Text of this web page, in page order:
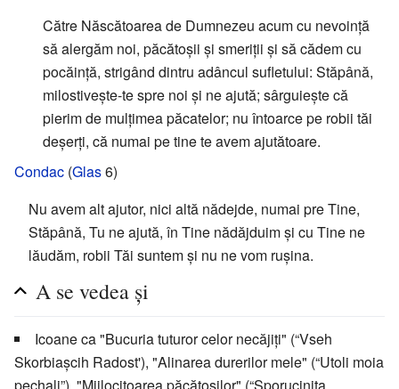
Către Născătoarea de Dumnezeu acum cu nevoință
să alergăm noi, păcătoșii și smeriții și să cădem cu
pocăință, strigând dintru adâncul sufletului: Stăpână,
milostivește-te spre noi și ne ajută; sârguiește că
pierim de mulțimea păcatelor; nu întoarce pe robii tăi
deșerți, că numai pe tine te avem ajutătoare.
Condac (Glas6)
Nu avem alt ajutor, nici altă nădejde, numai pre Tine,
Stăpână, Tu ne ajută, în Tine nădăjduim şi cu Tine ne
lăudăm, robii Tăi suntem şi nu ne vom ruşina.
A se vedea și
Icoane ca "Bucuria tuturor celor necăjiți" (“Vseh
Skorbiașcih Radost'), "Alinarea durerilor mele" (“Utoli moia